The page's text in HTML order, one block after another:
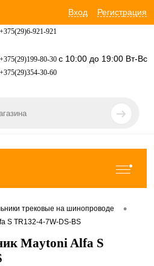
Вход Регистрация
+375(29)6-921-921
+375(29)199-80-30 с 10:00 до 19:00 Вт-Вс
+375(29)354-30-60
трековые на шинопроводе •
S TR132-4-7W-DS-BS
Maytoni Alfa S